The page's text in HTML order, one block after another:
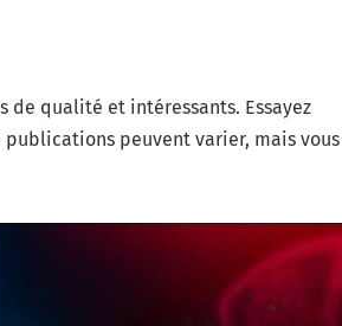
de qualité et intéressants. Essayez
peuvent varier, mais vous